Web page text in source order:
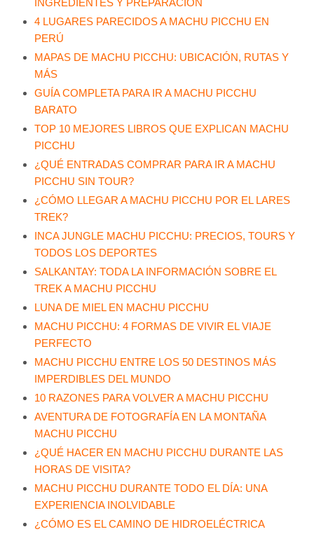
INGREDIENTES Y PREPARACIÓN
4 LUGARES PARECIDOS A MACHU PICCHU EN
PERÚ
MAPAS DE MACHU PICCHU: UBICACIÓN, RUTAS Y
MÁS
GUÍA COMPLETA PARA IR A MACHU PICCHU
BARATO
TOP 10 MEJORES LIBROS QUE EXPLICAN MACHU
PICCHU
¿QUÉ ENTRADAS COMPRAR PARA IR A MACHU
PICCHU SIN TOUR?
¿CÓMO LLEGAR A MACHU PICCHU POR EL LARES
TREK?
INCA JUNGLE MACHU PICCHU: PRECIOS, TOURS Y
TODOS LOS DEPORTES
SALKANTAY: TODA LA INFORMACIÓN SOBRE EL
TREK A MACHU PICCHU
LUNA DE MIEL EN MACHU PICCHU
MACHU PICCHU: 4 FORMAS DE VIVIR EL VIAJE
PERFECTO
MACHU PICCHU ENTRE LOS 50 DESTINOS MÁS
IMPERDIBLES DEL MUNDO
10 RAZONES PARA VOLVER A MACHU PICCHU
AVENTURA DE FOTOGRAFÍA EN LA MONTAÑA
MACHU PICCHU
¿QUÉ HACER EN MACHU PICCHU DURANTE LAS
HORAS DE VISITA?
MACHU PICCHU DURANTE TODO EL DÍA: UNA
EXPERIENCIA INOLVIDABLE
¿CÓMO ES EL CAMINO DE HIDROELÉCTRICA